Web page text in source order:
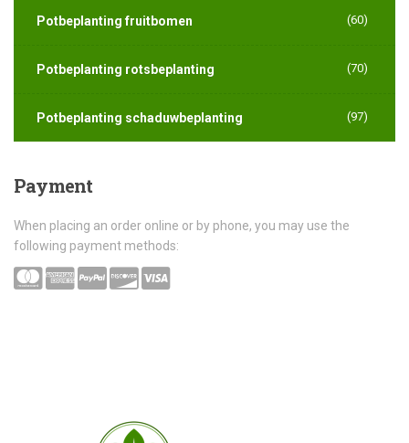
Potbeplanting fruitbomen (60)
Potbeplanting rotsbeplanting (70)
Potbeplanting schaduwbeplanting (97)
Payment
When placing an order online or by phone, you may use the
following payment methods: